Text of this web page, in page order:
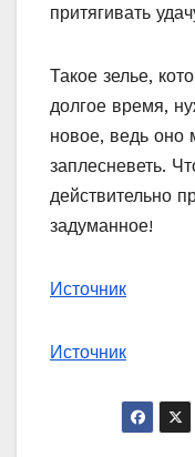
притягивать
Такое зелье,
долгое время,
новое, ведь оно
заплесневеть.
действительно
задуманное!
Источник
Источник